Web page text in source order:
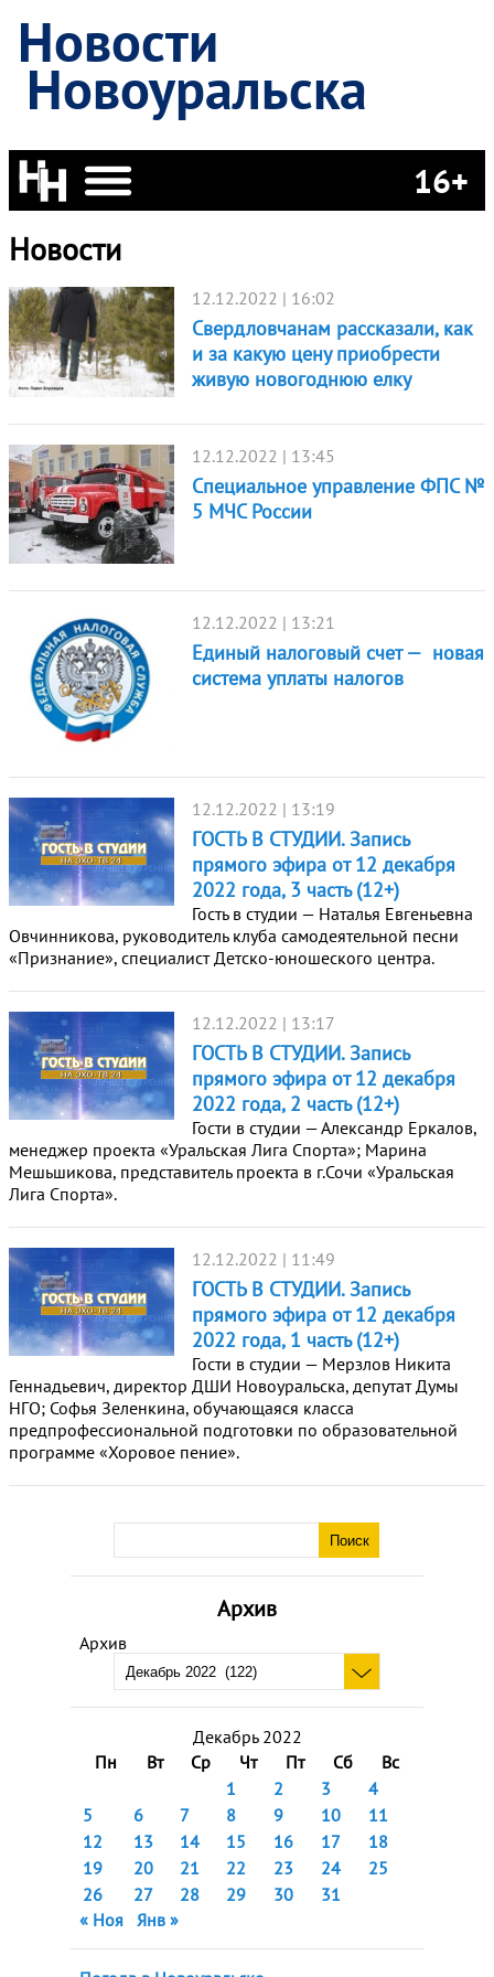
Новости
Новоуральска
16+
Архив
Архив
Декабрь 2022
Пн
Вт Ср Чт Пт Сб
Вс
1
2 3
4
5
6 7 8 9 10
11
12
13 14 15 16 17
18
19
20 21 22 23 24
25
26
27 28 29 30
31
« Ноя Янв »
Новости
12.12.2022 | 16:02
Свердловчанам рассказали, как
и за какую цену приобрести
живую новогоднюю елку
12.12.2022 | 13:45
Специальное управление ФПС №
5 МЧС России
12.12.2022 | 13:21
Единый налоговый счет — новая
система уплаты налогов
12.12.2022 | 13:19
ГОСТЬ В СТУДИИ. Запись
прямого эфира от 12 декабря
2022 года, 3 часть (12+)
Гость в студии — Наталья Евгеньевна
Овчинникова, руководитель клуба самодеятельной песни
«Признание», специалист Детско-юношеского центра.
12.12.2022 | 13:17
ГОСТЬ В СТУДИИ. Запись
прямого эфира от 12 декабря
2022 года, 2 часть (12+)
Гости в студии — Александр Еркалов,
менеджер проекта «Уральская Лига Спорта»; Марина
Мешьшикова, представитель проекта в г.Сочи «Уральская
Лига Спорта».
12.12.2022 | 11:49
ГОСТЬ В СТУДИИ. Запись
прямого эфира от 12 декабря
2022 года, 1 часть (12+)
Гости в студии — Мерзлов Никита
Геннадьевич, директор ДШИ Новоуральска, депутат Думы
НГО; Софья Зеленкина, обучающаяся класса
предпрофессиональной подготовки по образовательной
программе «Хоровое пение».